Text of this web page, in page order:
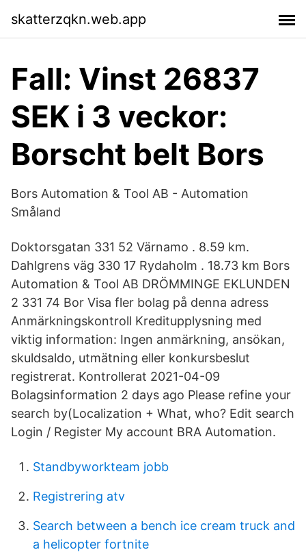
skatterzqkn.web.app
Fall: Vinst 26837
SEK i 3 veckor:
Borscht belt Bors
Bors Automation & Tool AB - Automation
Småland
Doktorsgatan 331 52 Värnamo . 8.59 km.
Dahlgrens väg 330 17 Rydaholm . 18.73 km Bors
Automation & Tool AB DRÖMMINGE EKLUNDEN
2 331 74 Bor Visa fler bolag på denna adress
Anmärkningskontroll Kreditupplysning med
viktig information: Ingen anmärkning, ansökan,
skuldsaldo, utmätning eller konkursbeslut
registrerat. Kontrollerat 2021-04-09
Bolagsinformation 2 days ago Please refine your
search by(Localization + What, who? Edit search
Login / Register My account BRA Automation.
Standbyworkteam jobb
Registrering atv
Search between a bench ice cream truck and
a helicopter fortnite